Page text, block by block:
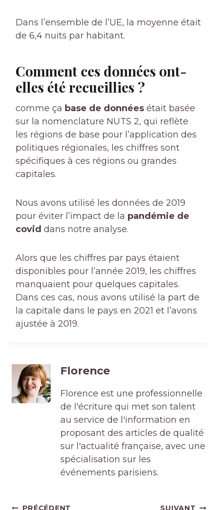
Dans l’ensemble de l’UE, la moyenne était
de 6,4 nuits par habitant.
Comment ces données ont-
elles été recueillies ?
comme ça base de données était basée
sur la nomenclature NUTS 2, qui reflète
les régions de base pour l’application des
politiques régionales, les chiffres sont
spécifiques à ces régions ou grandes
capitales.
Nous avons utilisé les données de 2019
pour éviter l’impact de la pandémie de
covid dans notre analyse.
Alors que les chiffres par pays étaient
disponibles pour l’année 2019, les chiffres
manquaient pour quelques capitales.
Dans ces cas, nous avons utilisé la part de
la capitale dans le pays en 2021 et l’avons
ajustée à 2019.
Florence
Florence est une professionnelle
de l'écriture qui met son talent
au service de l'information en
proposant des articles de qualité
sur l'actualité française, avec une
spécialisation sur les
événements parisiens.